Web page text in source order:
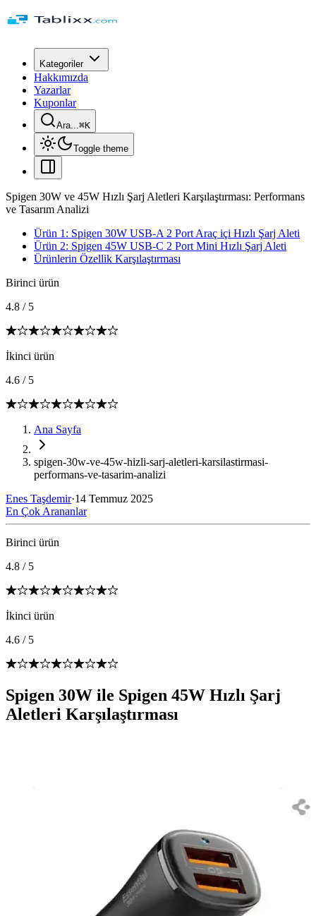
Kategoriler
Hakkımızda
Yazarlar
Kuponlar
Ara...⌘K
Toggle theme
Spigen 30W ve 45W Hızlı Şarj Aletleri Karşılaştırması: Performans
ve Tasarım Analizi
Ürün 1: Spigen 30W USB-A 2 Port Araç içi Hızlı Şarj Aleti
Ürün 2: Spigen 45W USB-C 2 Port Mini Hızlı Şarj Aleti
Ürünlerin Özellik Karşılaştırması
Birinci ürün
4.8 / 5
İkinci ürün
4.6 / 5
Ana Sayfa
spigen-30w-ve-45w-hizli-sarj-aletleri-karsilastirmasi-
performans-ve-tasarim-analizi
Enes Taşdemir·14 Temmuz 2025
En Çok Arananlar
Birinci ürün
4.8 / 5
İkinci ürün
4.6 / 5
Spigen 30W ile Spigen 45W Hızlı Şarj
Aletleri Karşılaştırması